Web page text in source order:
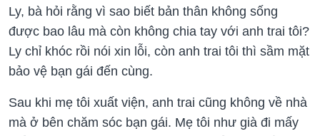
Ly, bà hỏi rằng vì sao biết bản thân không sống
được bao lâu mà còn không chia tay với anh trai tôi?
Ly chỉ khóc rồi nói xin lỗi, còn anh trai tôi thì sầm mặt
bảo vệ bạn gái đến cùng.
Sau khi mẹ tôi xuất viện, anh trai cũng không về nhà
mà ở bên chăm sóc bạn gái. Mẹ tôi như già đi mấy